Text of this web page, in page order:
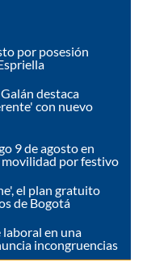
por posesión
destaca
con nuevo
9 de agosto en
movilidad por festivo
el plan gratuito
de Bogotá
en una
incongruencias